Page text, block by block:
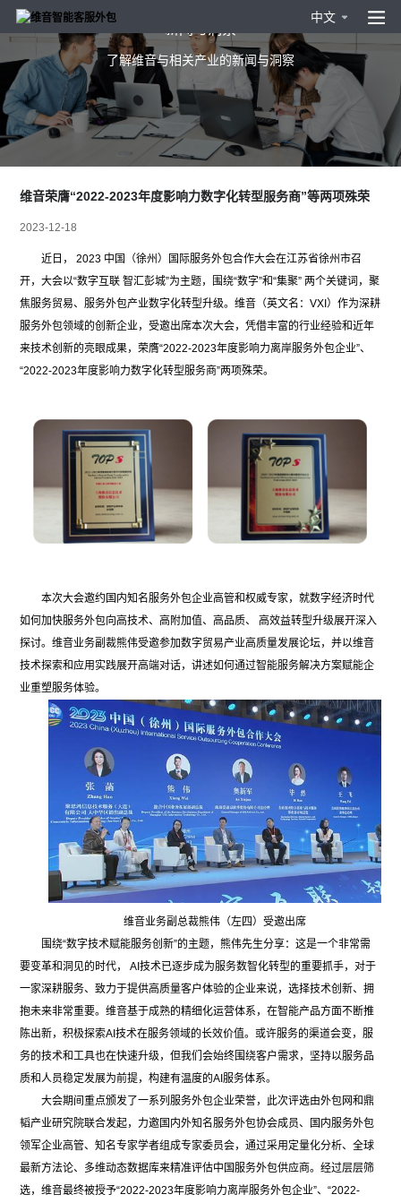
中文
了解维音与相关产业的新闻与洞察
维音荣膺“2022-2023年度影响力数字化转型服务商”等两项殊荣
2023-12-18
近日， 2023 中国（徐州）国际服务外包合作大会在江苏省徐州市召
开，大会以“数字互联 智汇彭城”为主题，围绕“数字”和“集聚” 两个关键词，聚
焦服务贸易、服务外包产业数字化转型升级。维音（英文名：VXI）作为深耕
服务外包领域的创新企业，受邀出席本次大会，凭借丰富的行业经验和近年
来技术创新的亮眼成果，荣膺“2022-2023年度影响力离岸服务外包企业”、
“2022-2023年度影响力数字化转型服务商”两项殊荣。
本次大会邀约国内知名服务外包企业高管和权威专家，就数字经济时代
如何加快服务外包向高技术、高附加值、高品质、 高效益转型升级展开深入
探讨。维音业务副裁熊伟受邀参加数字贸易产业高质量发展论坛，并以维音
技术探索和应用实践展开高端对话，讲述如何通过智能服务解决方案赋能企
业重塑服务体验。
维音业务副总裁熊伟（左四）受邀出席
围绕“数字技术赋能服务创新”的主题，熊伟先生分享：这是一个非常需
要变革和洞见的时代， AI技术已逐步成为服务数智化转型的重要抓手，对于
一家深耕服务、致力于提供高质量客户体验的企业来说，选择技术创新、拥
抱未来非常重要。维音基于成熟的精细化运营体系，在智能产品方面不断推
陈出新，积极探索AI技术在服务领域的长效价值。或许服务的渠道会变，服
务的技术和工具也在快速升级，但我们会始终围绕客户需求，坚持以服务品
质和人员稳定发展为前提，构建有温度的AI服务体系。
大会期间重点颁发了一系列服务外包企业荣誉，此次评选由外包网和鼎
韬产业研究院联合发起，力邀国内外知名服务外包协会成员、国内服务外包
领军企业高管、知名专家学者组成专家委员会，通过采用定量化分析、全球
最新方法论、多维动态数据库来精准评估中国服务外包供应商。经过层层筛
选，维音最终被授予“2022-2023年度影响力离岸服务外包企业”、“2022-